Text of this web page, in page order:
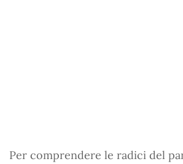
Per comprendere le radici del